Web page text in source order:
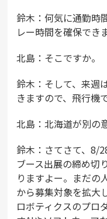
鈴木：何気に通勤時
レー時間を確保でき
北島：そこですか。
鈴木：そして、来週
きますので、飛行機
北島：北海道が別の
鈴木：さてさて、8/
ブース出展の締め切
りますよー。まだ
から募集対象を拡大
ロボティクスのプロ